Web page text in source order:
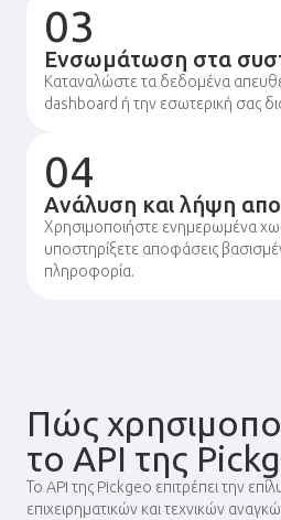
03
Ενσωμάτωση στα
Καταναλώστε τα δεδομένα
dashboard ή την εσωτερική σας
04
Ανάλυση και λήψη
Χρησιμοποιήστε ενημερωμένα
υποστηρίξετε αποφάσεις
πληροφορία.
Πώς
το API της
Το API της Pickgeo επιτρέπει την
επιχειρηματικών και τεχνικών